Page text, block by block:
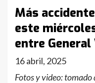
Más
este
entre
16 abril, 2025
Fotos y video: tomado